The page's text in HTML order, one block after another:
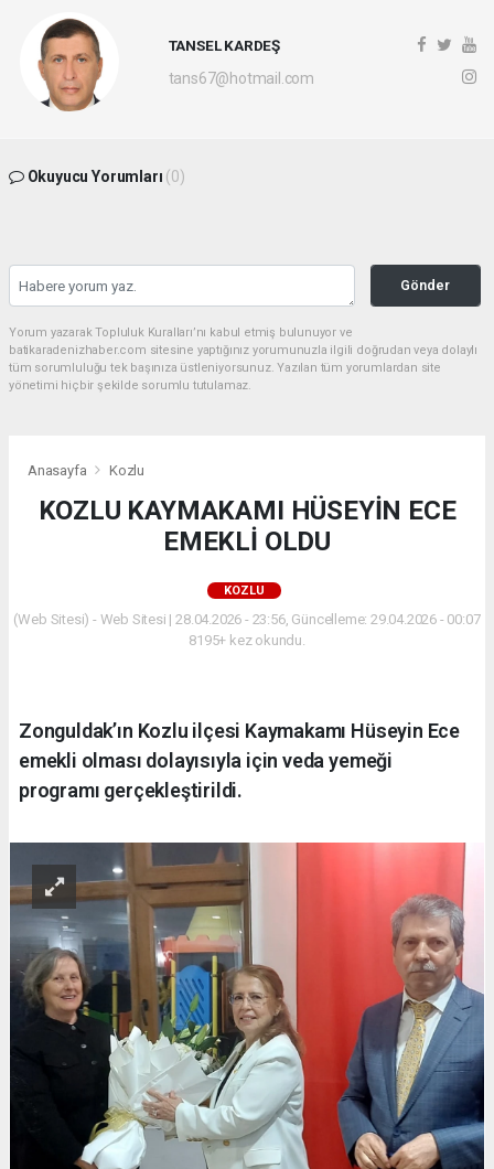
TANSEL KARDEŞ
tans67@hotmail.com
Okuyucu Yorumları (0)
Gönder
Yorum yazarak Topluluk Kuralları’nı kabul etmiş bulunuyor ve
batikaradenizhaber.com sitesine yaptığınız yorumunuzla ilgili doğrudan veya dolaylı
tüm sorumluluğu tek başınıza üstleniyorsunuz. Yazılan tüm yorumlardan site
yönetimi hiçbir şekilde sorumlu tutulamaz.
Anasayfa Kozlu
KOZLU KAYMAKAMI HÜSEYİN ECE
EMEKLİ OLDU
KOZLU
(Web Sitesi) - Web Sitesi | 28.04.2026 - 23:56, Güncelleme: 29.04.2026 - 00:07
8195+ kez okundu.
Zonguldak’ın Kozlu ilçesi Kaymakamı Hüseyin Ece
emekli olması dolayısıyla için veda yemeği
programı gerçekleştirildi.